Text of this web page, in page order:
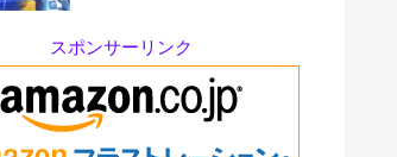
スポンサーリンク